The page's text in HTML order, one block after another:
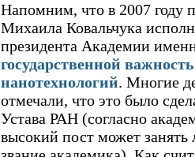
Напомним, что в 2007 году
Михаила Ковальчука
президента Академии
государственной
нанотехнологий. Многие
отмечали, что это было
Устава РАН (согласно
высокий пост может